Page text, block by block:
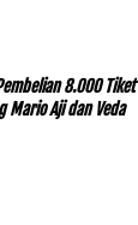
8.000 Tiket
Mario Aji dan Veda